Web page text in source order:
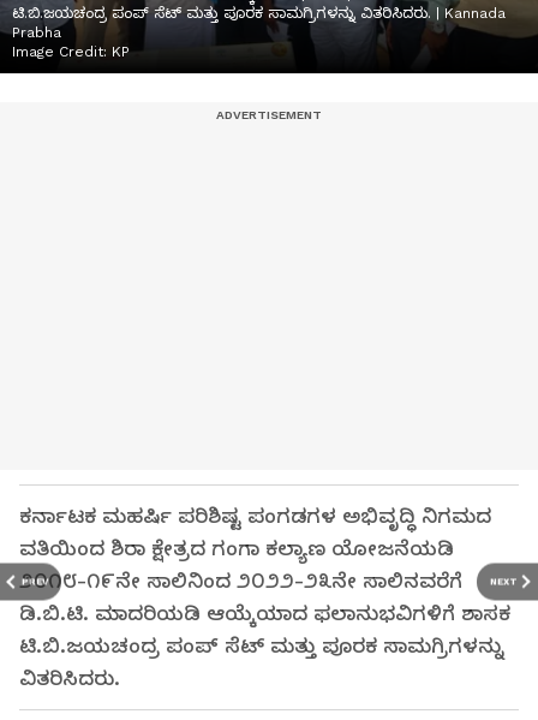
PREV NEXT
ಟಿ.ಬಿ.ಜಯಚಂದ್ರ ಪಂಪ್ ಸೆಟ್ ಮತ್ತು ಪೂರಕ ಸಾಮಗ್ರಿಗಳನ್ನು ವಿತರಿಸಿದರು. | Kannada
Prabha
Image Credit: KP
ಕರ್ನಾಟಕ ಮಹರ್ಷಿ ಪರಿಶಿಷ್ಟ ಪಂಗಡಗಳ ಅಭಿವೃದ್ಧಿ ನಿಗಮದ
ವತಿಯಿಂದ ಶಿರಾ ಕ್ಷೇತ್ರದ ಗಂಗಾ ಕಲ್ಯಾಣ ಯೋಜನೆಯಡಿ
೨೦೧೮-೧೯ನೇ ಸಾಲಿನಿಂದ ೨೦೨೨-೨೩ನೇ ಸಾಲಿನವರೆಗೆ
ಡಿ.ಬಿ.ಟಿ. ಮಾದರಿಯಡಿ ಆಯ್ಕೆಯಾದ ಫಲಾನುಭವಿಗಳಿಗೆ ಶಾಸಕ
ಟಿ.ಬಿ.ಜಯಚಂದ್ರ ಪಂಪ್ ಸೆಟ್ ಮತ್ತು ಪೂರಕ ಸಾಮಗ್ರಿಗಳನ್ನು
ವಿತರಿಸಿದರು.